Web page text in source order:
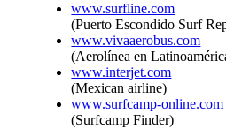
www.surfline.com
(Puerto Escondido Surf
www.vivaaerobus.com
(Aerolínea en
www.interjet.com
(Mexican airline)
www.surfcamp-online.com
(Surfcamp Finder)